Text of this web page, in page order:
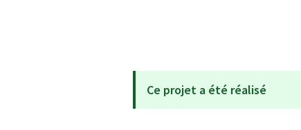
Ce projet a été réalisé